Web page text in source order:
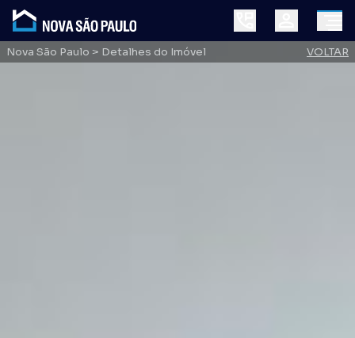
Nova São Paulo > Detalhes do Imóvel VOLTAR